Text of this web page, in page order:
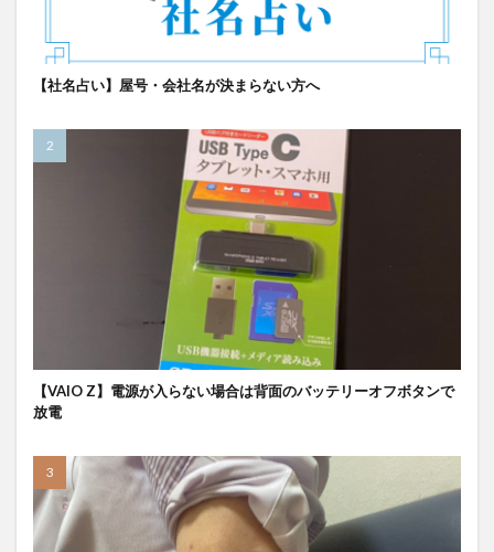
【社名占い】屋号・会社名が決まらない方へ
【VAIO Z】電源が入らない場合は背面のバッテリーオフボタンで
放電